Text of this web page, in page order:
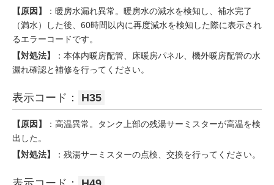
【原因】
：暖房水漏れ異常。暖房水の減水を検知し、補水完了
（満水）した後、60時間以内に再度減水を検知した際に表示され
るエラーコードです。
【対処法】
：本体内暖房配管、床暖房パネル、機外暖房配管の水
漏れ確認と補修を行ってください。
表示コード： H35
【原因】
：高温異常。タンク上部の残湯サーミスターが高温を検
出した。
【対処法】
：残湯サーミスターの点検、交換を行ってください。